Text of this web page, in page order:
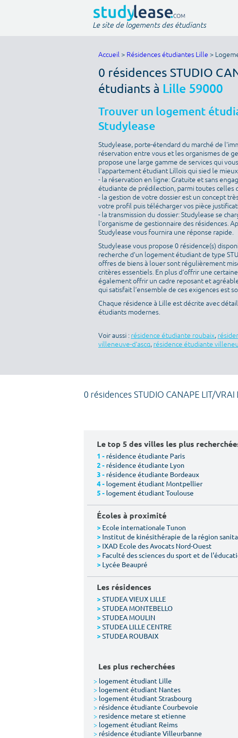
Le site de logements des étudiants
Accueil > Résidences étudiantes Lille >
0 résidences STUDIO
étudiants à Lille 59000
Trouver un logement
Studylease
Studylease, porte-étendard du marché de
réservation entre vous et les organismes de
propose une large gamme de services qui
l'appartement étudiant Lillois qui sied le
- la réservation en ligne: Gratuite et sans
étudiante de prédilection, parmi toutes celles
- la gestion de votre dossier est un concept
votre profil puis télécharger vos pièce
- la transmission du dossier: Studylease se
l'organisme de gestionnaire des résidences.
Studylease vous fournira une réponse rapide.
Studylease vous propose 0 résidence(s)
recherche d’un logement étudiant de type
offres de biens à louer sont régulièrement
critères essentiels. En plus d’offrir une
également offrir un cadre reposant et
qui satisfait l’ensemble de ces exigences est
Chaque résidence à Lille est décrite avec
étudiants modernes.
Voir aussi : résidence étudiante roubaix,
villeneuve-d'ascq, résidence étudiante
0 résidences STUDIO CANAPE LIT/
Le top 5 des villes les plus
1 - résidence étudiante Paris
2 - résidence étudiante Lyon
3 - résidence étudiante Bordeaux
4 - logement étudiant Montpellier
5 - logement étudiant Toulouse
Écoles à proximité
> Ecole internationale Tunon
> Institut de kinésithérapie de la région
> IXAD Ecole des Avocats Nord-Ouest
> Faculté des sciences du sport et de
> Lycée Beaupré
Les résidences
>STUDEA VIEUX LILLE
>STUDEA MONTEBELLO
>STUDEA MOULIN
>STUDEA LILLE CENTRE
>STUDEA ROUBAIX
Les plus recherchées
> logement étudiant Lille
> logement étudiant Nantes
> logement étudiant Strasbourg
> résidence étudiante Courbevoie
> residence metare st etienne
> logement étudiant Reims
> résidence étudiante Villeurbanne